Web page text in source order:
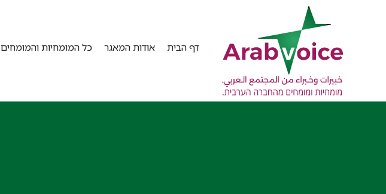
דף הבית אודות המאגר כל המומחיות והמומחים